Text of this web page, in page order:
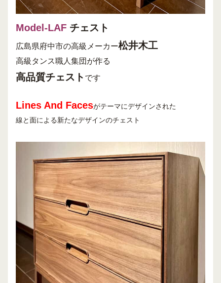
Model-LAF チェスト
広島県府中市の高級メーカー松井木工
高級タンス職人集団が作る
高品質チェスト です
Lines And Facesがテーマにデザインされた
線と面による新たなデザインのチェスト